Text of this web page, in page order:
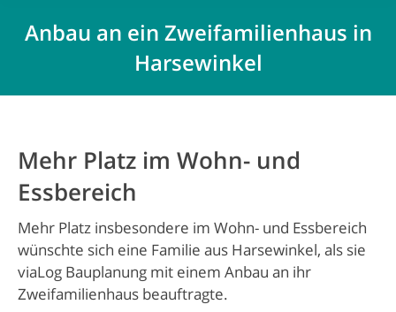
Anbau an ein Zweifamilienhaus in
Harsewinkel
Mehr Platz im Wohn- und
Essbereich
Mehr Platz insbesondere im Wohn- und Essbereich
wünschte sich eine Familie aus Harsewinkel, als sie
viaLog Bauplanung mit einem Anbau an ihr
Zweifamilienhaus beauftragte.